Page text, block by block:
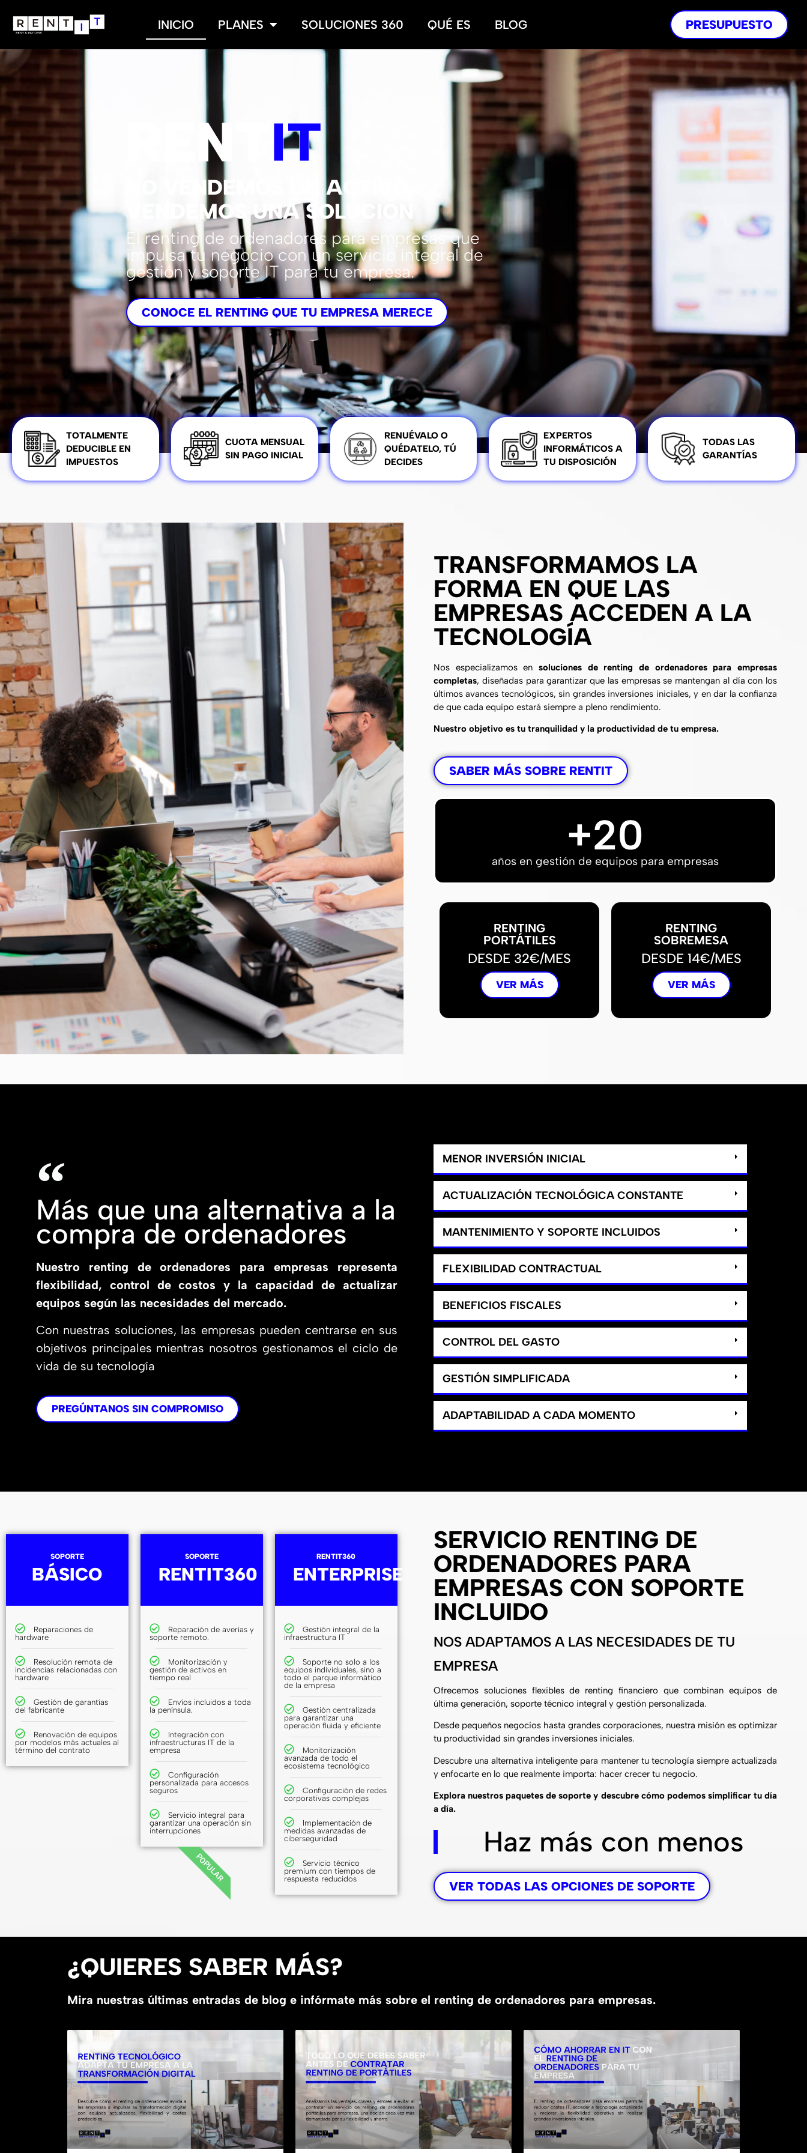
INICIO PLANES SOLUCIONES 360 QUÉ ES BLOG PRESUPUESTO
RENT IT
NO VENDEMOS UN ACTIVO,
VENDEMOS UNA SOLUCIÓN
El renting de ordenadores para empresas que
impulsa tu negocio con un servicio integral de
gestión y soporte IT para tu empresa.
CONOCE EL RENTING QUE TU EMPRESA MERECE
TOTALMENTE
DEDUCIBLE EN
IMPUESTOS
CUOTA MENSUAL
SIN PAGO INICIAL
RENUÉVALO O
QUÉDATELO, TÚ
DECIDES
EXPERTOS
INFORMÁTICOS A
TU DISPOSICIÓN
TODAS LAS
GARANTÍAS
TRANSFORMAMOS LA
FORMA EN QUE LAS
EMPRESAS ACCEDEN A LA
TECNOLOGÍA
Nos especializamos en soluciones de renting de ordenadores para empresas
completas, diseñadas para garantizar que las empresas se mantengan al día con los
últimos avances tecnológicos, sin grandes inversiones iniciales, y en dar la confianza
de que cada equipo estará siempre a pleno rendimiento.
Nuestro objetivo es tu tranquilidad y la productividad de tu empresa.
SABER MÁS SOBRE RENTIT
años en gestión de equipos para empresas
+20
RENTING
PORTÁTILES
DESDE 32€/MES
VER MÁS
RENTING
SOBREMESA
DESDE 14€/MES
VER MÁS
Más que una alternativa a la
compra de ordenadores
Nuestro renting de ordenadores para empresas representa
flexibilidad, control de costos y la capacidad de actualizar
equipos según las necesidades del mercado.
Con nuestras soluciones, las empresas pueden centrarse en sus
objetivos principales mientras nosotros gestionamos el ciclo de
vida de su tecnología
PREGÚNTANOS SIN COMPROMISO
MENOR INVERSIÓN INICIAL
ACTUALIZACIÓN TECNOLÓGICA CONSTANTE
MANTENIMIENTO Y SOPORTE INCLUIDOS
FLEXIBILIDAD CONTRACTUAL
BENEFICIOS FISCALES
CONTROL DEL GASTO
GESTIÓN SIMPLIFICADA
ADAPTABILIDAD A CADA MOMENTO
SOPORTE
BÁSICO
Reparaciones de
hardware
Resolución remota de
incidencias relacionadas con
hardware
Gestión de garantías
del fabricante
Renovación de equipos
por modelos más actuales al
término del contrato
SOPORTE
RENTIT360
Reparación de averías y
soporte remoto.
Monitorización y
gestión de activos en
tiempo real
Envíos incluidos a toda
la península.
Integración con
infraestructuras IT de la
empresa
Configuración
personalizada para accesos
seguros
Servicio integral para
garantizar una operación sin
interrupciones
POPULAR
RENTIT360
ENTERPRISE
Gestión integral de la
infraestructura IT
Soporte no solo a los
equipos individuales, sino a
todo el parque informático
de la empresa
Gestión centralizada
para garantizar una
operación fluida y eficiente
Monitorización
avanzada de todo el
ecosistema tecnológico
Configuración de redes
corporativas complejas
Implementación de
medidas avanzadas de
ciberseguridad
Servicio técnico
premium con tiempos de
respuesta reducidos
SERVICIO RENTING DE
ORDENADORES PARA
EMPRESAS CON SOPORTE
INCLUIDO
NOS ADAPTAMOS A LAS NECESIDADES DE TU
EMPRESA
Ofrecemos soluciones flexibles de renting financiero que combinan equipos de
última generación, soporte técnico integral y gestión personalizada.
Desde pequeños negocios hasta grandes corporaciones, nuestra misión es optimizar
tu productividad sin grandes inversiones iniciales.
Descubre una alternativa inteligente para mantener tu tecnología siempre actualizada
y enfocarte en lo que realmente importa: hacer crecer tu negocio.
Explora nuestros paquetes de soporte y descubre cómo podemos simplificar tu día
a día.
Haz más con menos
VER TODAS LAS OPCIONES DE SOPORTE
¿QUIERES SABER MÁS?
Mira nuestras últimas entradas de blog e infórmate más sobre el renting de ordenadores para empresas.